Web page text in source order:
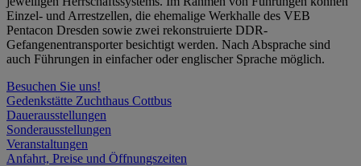
Einzel- und Arrestzellen, die ehemalige Werkhalle des VEB
Pentacon Dresden sowie zwei rekonstruierte DDR-
Gefangenentransporter besichtigt werden. Nach Absprache sind
auch Führungen in einfacher oder englischer Sprache möglich.
Besuchen Sie uns!
Gedenkstätte Zuchthaus Cottbus
Dauerausstellungen
Sonderausstellungen
Veranstaltungen
Anfahrt, Preise und Öffnungszeiten